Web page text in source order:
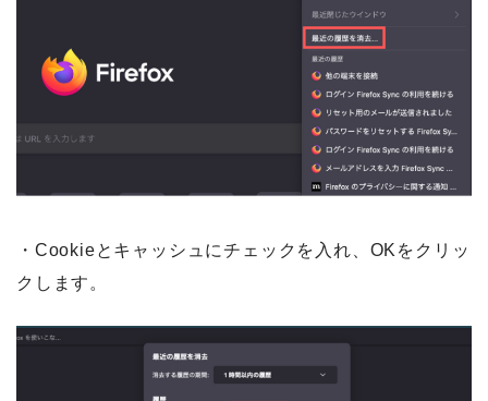
・Cookieとキャッシュにチェックを入れ、OKをクリッ
クします。